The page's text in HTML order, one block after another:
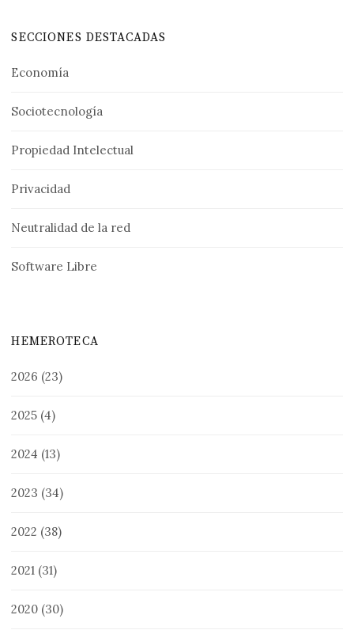
SECCIONES DESTACADAS
Economía
Sociotecnología
Propiedad Intelectual
Privacidad
Neutralidad de la red
Software Libre
HEMEROTECA
2026 (23)
2025 (4)
2024 (13)
2023 (34)
2022 (38)
2021 (31)
2020 (30)